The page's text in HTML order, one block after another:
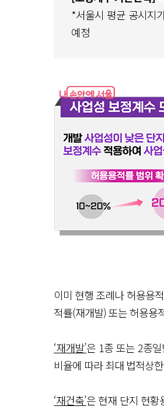
*서울시 평균 공시지
예정
이미 현행 조례나 허용용
적률(재개발) 또는 허용용
‘재개발’은 1종 또는 2종
비율에 따라 최대 법적상
‘재건축’은 현재 단지 현